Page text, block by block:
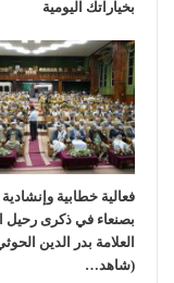
بخياراتك اليومية
فعالية خطابية
بصنعاء في ذكرى رحيل
العلامة بدر الدين
(شاهد…